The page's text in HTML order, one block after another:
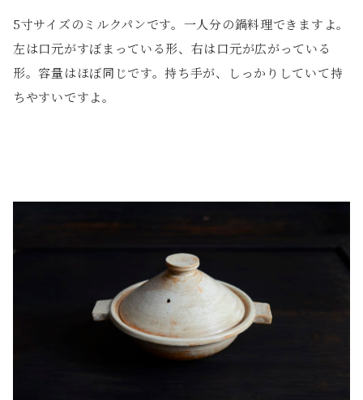
5寸サイズのミルクパンです。一人分の鍋料理できますよ。
左は口元がすぼまっている形、右は口元が広がっている
形。容量はほぼ同じです。持ち手が、しっかりしていて持
ちやすいですよ。